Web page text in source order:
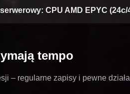
CPU AMD EPYC (24c/
tempo
– regularne zapisy i pewne